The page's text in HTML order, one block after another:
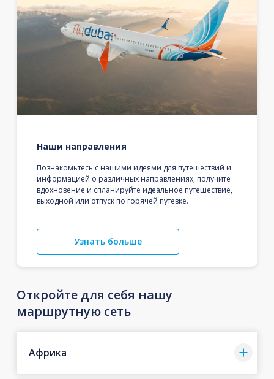
Наши направления
Познакомьтесь с нашими идеями для путешествий и
информацией о различных направлениях, получите
вдохновение и спланируйте идеальное путешествие,
выходной или отпуск по горячей путевке.
Узнать больше
Откройте для себя нашу
маршрутную сеть
Африка